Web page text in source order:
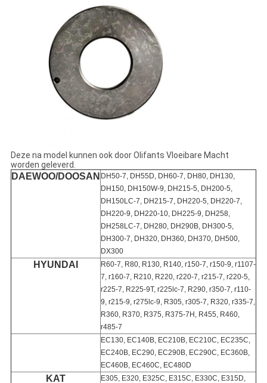
Deze na model kunnen ook door Olifants Vloeibare Macht
worden geleverd.
DAEWOO/DOOSAN DH50-7, DH55D, DH60-7, DH80, DH130,
DH150, DH150W-9, DH215-5, DH200-5,
DH150LC-7, DH215-7, DH220-5, DH220-7,
DH220-9, DH220-10, DH225-9, DH258,
DH258LC-7, DH280, DH290B, DH300-5,
DH300-7, DH320, DH360, DH370, DH500,
DX300
HYUNDAI
R60-7, R80, R130, R140, r150-7, r150-9, r1107-
7, r160-7, R210, R220, r220-7, r215-7, r220-5,
r225-7, R225-9T, r225lc-7, R290, r350-7, r110-
9, r215-9, r275lc-9, R305, r305-7, R320, r335-7,
R360, R370, R375, R375-7H, R455, R460,
r485-7
EC130, EC140B, EC210B, EC210C, EC235C,
EC240B, EC290, EC290B, EC290C, EC360B,
EC460B, EC460C, EC480D
KAT
E305, E320, E325C, E315C, E330C, E315D,